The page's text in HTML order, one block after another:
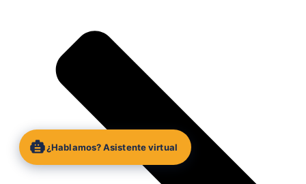
¿Hablamos? Asistente virtual